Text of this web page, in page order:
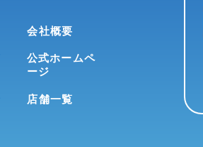
会社概要
公式ホームペ
ージ
店舗一覧